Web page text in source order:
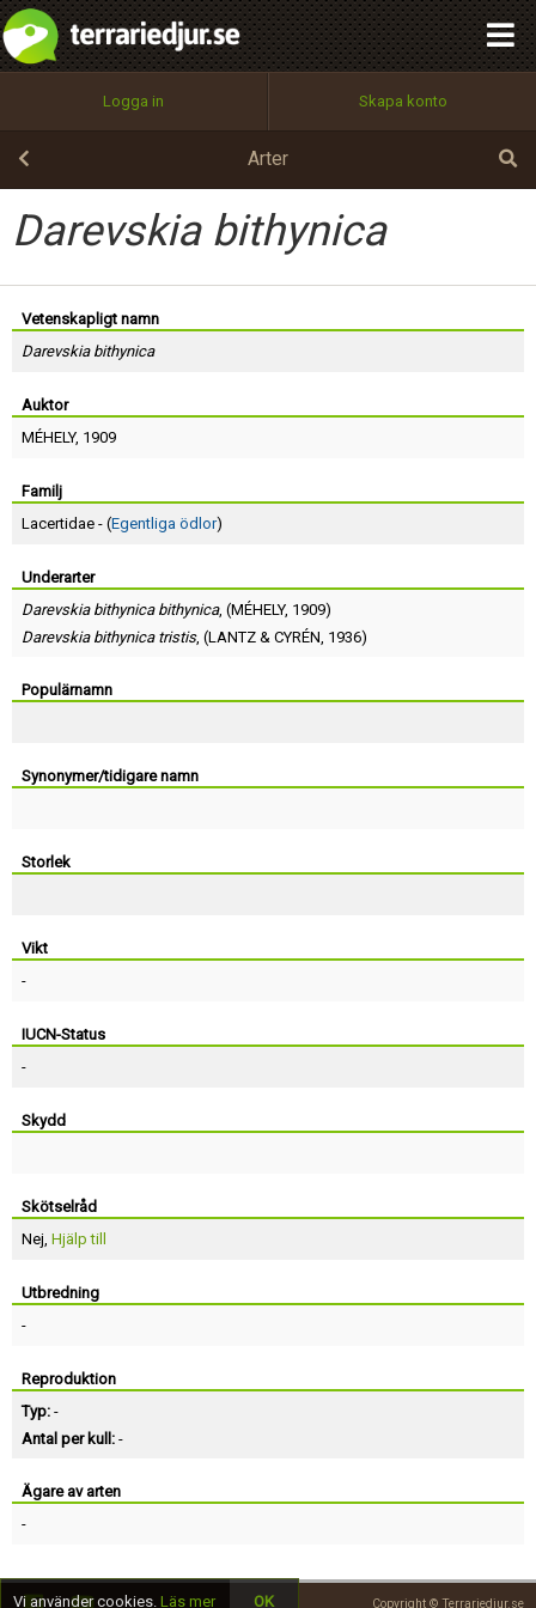
Logga in Skapa konto
Arter
Darevskia bithynica
Vetenskapligt namn
Darevskia bithynica
Auktor
MÉHELY, 1909
Familj
Lacertidae - (Egentliga ödlor)
Underarter
Darevskia bithynica bithynica, (MÉHELY, 1909)
Darevskia bithynica tristis, (LANTZ & CYRÉN, 1936)
Populärnamn
Synonymer/tidigare namn
Storlek
Vikt
-
IUCN-Status
-
Skydd
Skötselråd
Nej, Hjälp till
Utbredning
-
Reproduktion
Typ: -
Antal per kull: -
Ägare av arten
-
Copyright © Terrariedjur.se
Utför
100%
OK
integritetspolicy
Namn:
Epost:
Lösenord:
Terms of Service
Begär nytt lösenord
Tillbaka till förstasidan
Vi använder cookies. Läs mer OK